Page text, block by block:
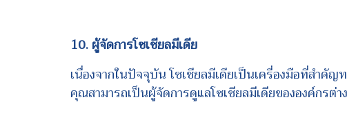
10. ผู้จัดการโซเชียลมีเดีย
เนื่องจากในปัจจุบัน โซเชียลมีเดียเป็นเครื่องมือที่สำคั
คุณสามารถเป็นผู้จัดการดูแลโซเชียลมีเดียขององค์กรต่